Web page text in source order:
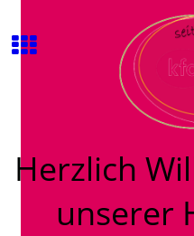
Herzlich
unserer